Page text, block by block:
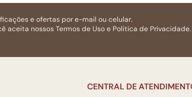
e ofertas por e-mail ou celular.
aceita nossosTermos de Usoe Politica de Privacidade.
CENTRAL DE